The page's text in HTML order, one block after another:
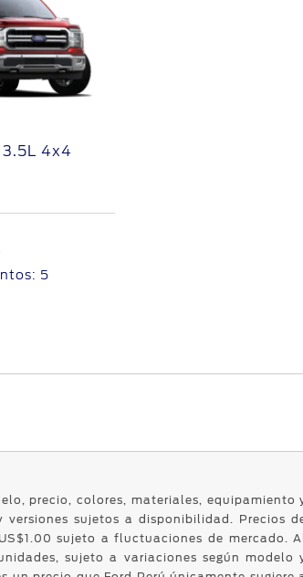
4x4
5
precio, colores, materiales, equipamiento
sujetos a disponibilidad. Precios
sujeto a fluctuaciones de mercado.
sujeto a variaciones según modelo